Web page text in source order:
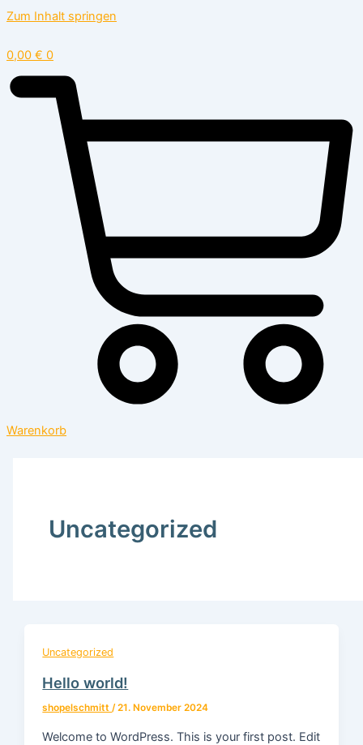
Zum Inhalt springen
0,00 € 0
Warenkorb
Uncategorized
Uncategorized
Hello world!
shopelschmitt/21. November 2024
Welcome to WordPress. This is your first post. Edit